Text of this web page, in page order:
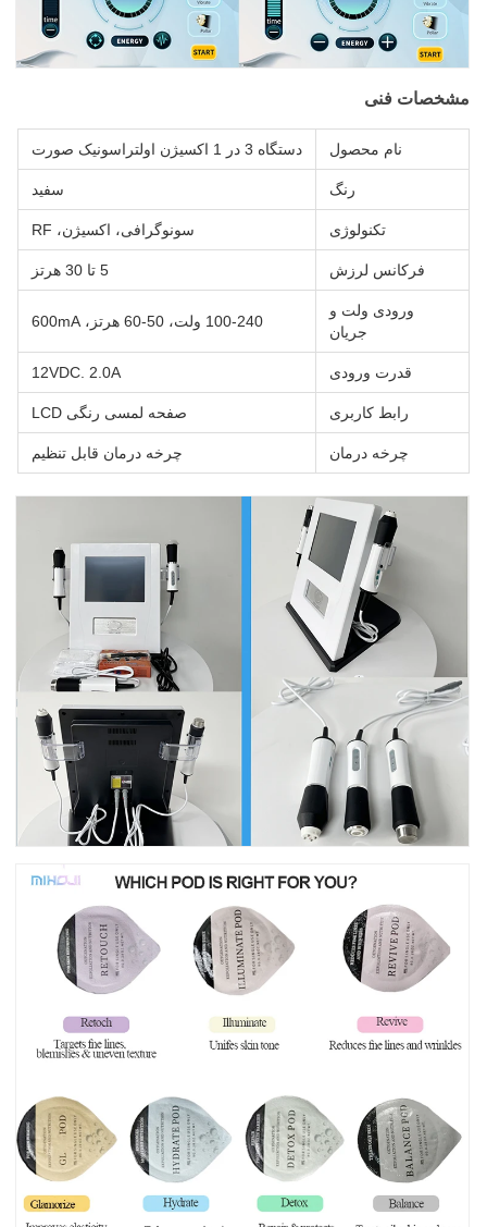
مشخصات فنی
نام محصول دستگاه 3 در 1 اکسیژن اولتراسونیک صورت
رنگ سفید
تکنولوژی سونوگرافی، اکسیژن، RF
فرکانس لرزش 5 تا 30 هرتز
ورودی ولت و
جریان
100-240 ولت، 50-60 هرتز، 600mA
قدرت ورودی 12VDC. 2.0A
رابط کاربری صفحه لمسی رنگی LCD
چرخه درمان چرخه درمان قابل تنظیم